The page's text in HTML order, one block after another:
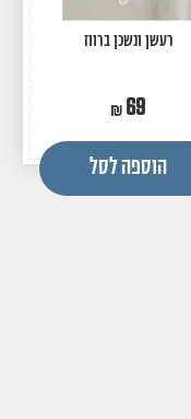
רעשן ונשכן ברווז
69
הוספה לסל